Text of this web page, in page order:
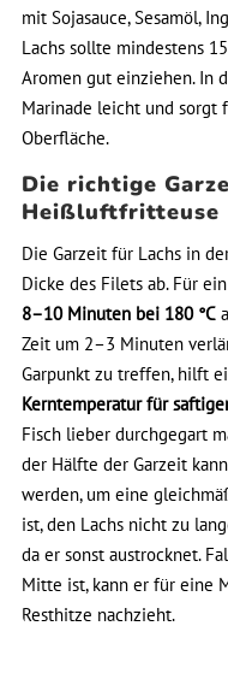
mit Sojasauce, Sesamöl,
Lachs sollte mindestens
Aromen gut einziehen. In
Marinade leicht und sorgt
Oberfläche.
Die richtige
Heißluftfritteuse
Die Garzeit für Lachs in
Dicke des Filets ab. Für
8–10 Minuten bei 180 °C
Zeit um 2–3 Minuten
Garpunkt zu treffen, hilft
Kerntemperatur für
Fisch lieber durchgegart
der Hälfte der Garzeit
werden, um eine
ist, den Lachs nicht zu
da er sonst austrocknet.
Mitte ist, kann er für eine
Resthitze nachzieht.